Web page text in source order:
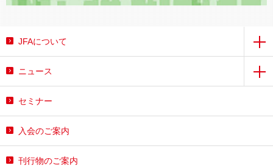
JFAについて
ニュース
セミナー
入会のご案内
刊行物のご案内